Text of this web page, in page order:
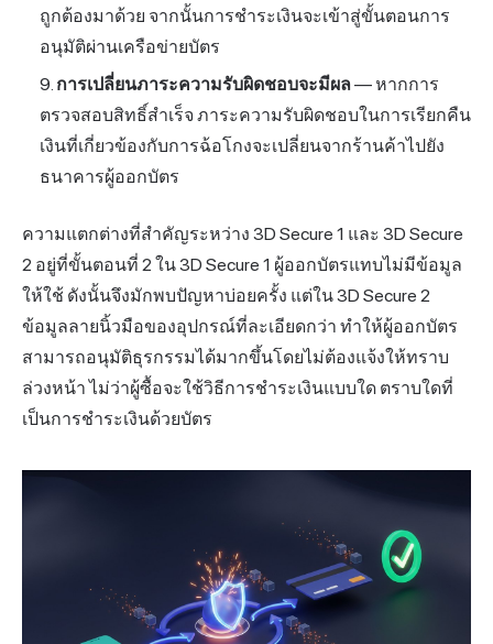
ถูกต้องมาด้วย จากนั้นการชำระเงินจะเข้าสู่ขั้นตอนการ
อนุมัติผ่านเครือข่ายบัตร
การเปลี่ยนภาระความรับผิดชอบจะมีผล— หากการ
ตรวจสอบสิทธิ์สำเร็จ ภาระความรับผิดชอบในการเรียกคืน
เงินที่เกี่ยวข้องกับการฉ้อโกงจะเปลี่ยนจากร้านค้าไปยัง
ธนาคารผู้ออกบัตร
ความแตกต่างที่สำคัญระหว่าง 3D Secure 1 และ 3D Secure
2 อยู่ที่ขั้นตอนที่ 2 ใน 3D Secure 1 ผู้ออกบัตรแทบไม่มีข้อมูล
ให้ใช้ ดังนั้นจึงมักพบปัญหาบ่อยครั้ง แต่ใน 3D Secure 2
ข้อมูลลายนิ้วมือของอุปกรณ์ที่ละเอียดกว่า ทำให้ผู้ออกบัตร
สามารถอนุมัติธุรกรรมได้มากขึ้นโดยไม่ต้องแจ้งให้ทราบ
ล่วงหน้า ไม่ว่าผู้ซื้อจะใช้วิธีการชำระเงินแบบใด ตราบใดที่
เป็นการชำระเงินด้วยบัตร